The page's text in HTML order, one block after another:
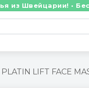
•
LIFT FACE